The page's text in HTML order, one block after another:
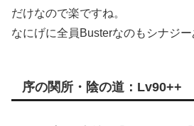
だけなので楽ですね。
なにげに全員Busterなのもシナジー
序の関所・陰の道：Lv90++